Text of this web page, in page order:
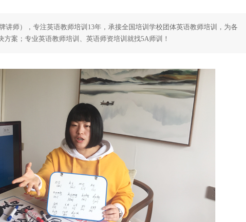
讲师），专注英语教师培训13年，承接全国培训学校团体英语教师培训，为各
案；专业英语教师培训、英语师资培训就找5A师训！